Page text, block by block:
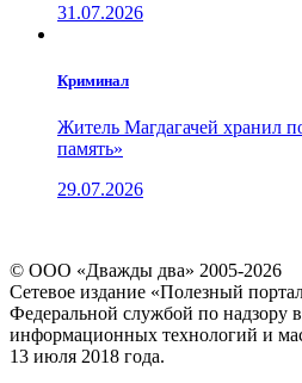
31.07.2026
Криминал
Житель Магдагачей хранил
память»
29.07.2026
© ООО «Дважды два» 2005-2026
Сетевое издание «Полезный
Федеральной службой по надзору
информационных технологий и
13 июля 2018 года.